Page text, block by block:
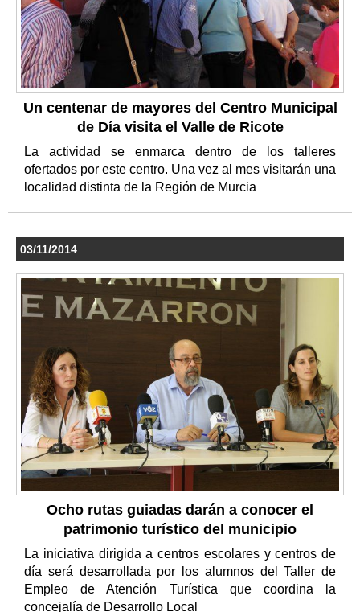
Un centenar de mayores del Centro Municipal
de Día visita el Valle de Ricote
La actividad se enmarca dentro de los talleres
ofertados por este centro. Una vez al mes visitarán una
localidad distinta de la Región de Murcia
03/11/2014
Ocho rutas guiadas darán a conocer el
patrimonio turístico del municipio
La iniciativa dirigida a centros escolares y centros de
día será desarrollada por los alumnos del Taller de
Empleo de Atención Turística que coordina la
concejalía de Desarrollo Local